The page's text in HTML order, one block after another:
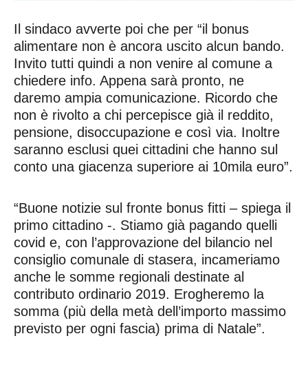
Il sindaco avverte poi che per “il bonus
alimentare non è ancora uscito alcun bando.
Invito tutti quindi a non venire al comune a
chiedere info. Appena sarà pronto, ne
daremo ampia comunicazione. Ricordo che
non è rivolto a chi percepisce già il reddito,
pensione, disoccupazione e così via. Inoltre
saranno esclusi quei cittadini che hanno sul
conto una giacenza superiore ai 10mila euro”.
“Buone notizie sul fronte bonus fitti – spiega il
primo cittadino -. Stiamo già pagando quelli
covid e, con l’approvazione del bilancio nel
consiglio comunale di stasera, incameriamo
anche le somme regionali destinate al
contributo ordinario 2019. Erogheremo la
somma (più della metà dell’importo massimo
previsto per ogni fascia) prima di Natale”.